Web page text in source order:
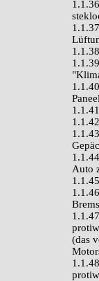
Auto
(das